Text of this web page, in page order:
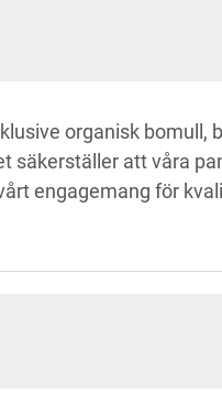
organisk bomull,
säkerställer att våra
engagemang för